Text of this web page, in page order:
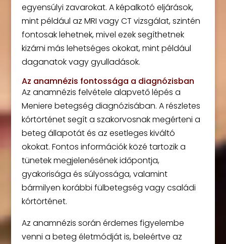
egyensúlyi zavarokat. A képalkotó eljárások,
mint például az MRI vagy CT vizsgálat, szintén
fontosak lehetnek, mivel ezek segíthetnek
kizárni más lehetséges okokat, mint például
daganatok vagy gyulladások.
Az anamnézis fontossága a diagnózisban
Az anamnézis felvétele alapvető lépés a
Meniere betegség diagnózisában. A részletes
kórtörténet segít a szakorvosnak megérteni a
beteg állapotát és az esetleges kiváltó
okokat. Fontos információk közé tartozik a
tünetek megjelenésének időpontja,
gyakorisága és súlyossága, valamint
bármilyen korábbi fülbetegség vagy családi
kórtörténet.
Az anamnézis során érdemes figyelembe
venni a beteg életmódját is, beleértve az